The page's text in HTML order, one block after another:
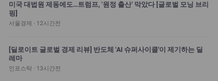
미국 대법원 제동에도…트럼프, ‘원정 출산’ 막았다 [글로벌 모닝 브리
핑]
서울경제 · 12시간전
[딜로이트 글로벌 경제 리뷰] 반도체 'AI 슈퍼사이클'이 제기하는 딜
레마
인포스탁 · 13시간전